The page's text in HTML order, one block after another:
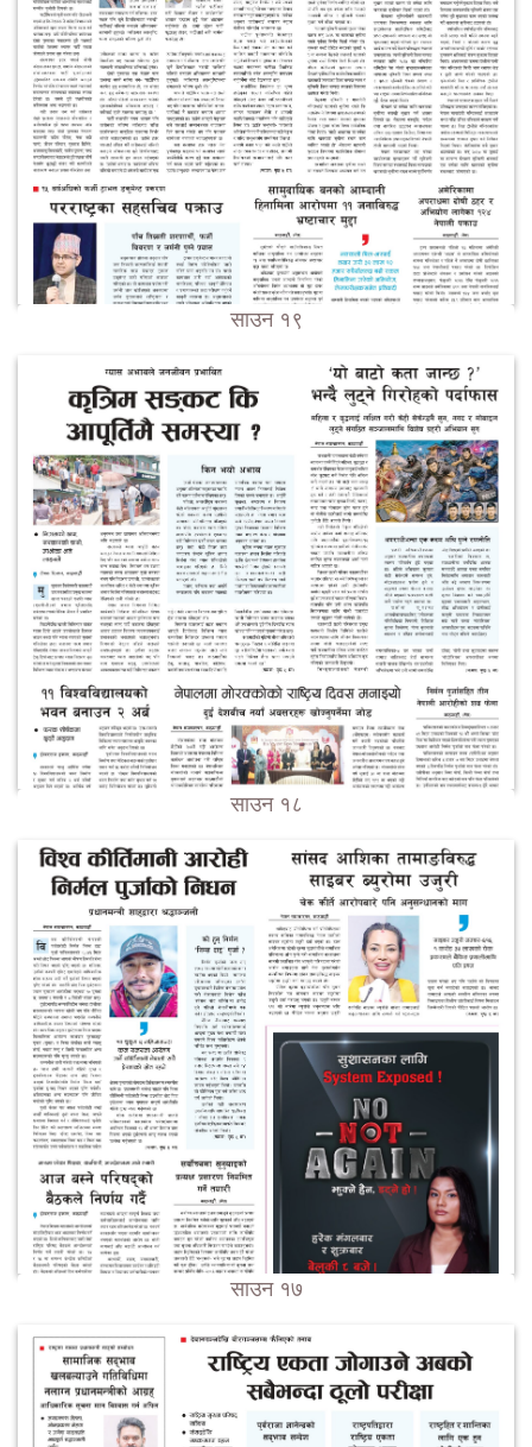
साउन १९
साउन १८
साउन १७